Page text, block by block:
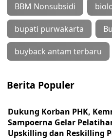
BBM Nonsubsidi
bupati purwakarta
buyback antam terbaru
Berita Populer
Dukung Korban PHK,
Sampoerna Gelar
Upskilling dan Reskilling